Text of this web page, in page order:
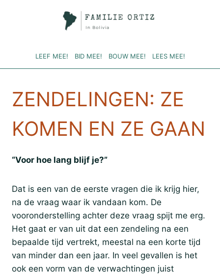
LEEF MEE! BID MEE! BOUW MEE! LEES MEE!
ZENDELINGEN: ZE
KOMEN EN ZE GAAN
“Voor hoe lang blijf je?”
Dat is een van de eerste vragen die ik krijg hier,
na de vraag waar ik vandaan kom. De
vooronderstelling achter deze vraag spijt me erg.
Het gaat er van uit dat een zendeling na een
bepaalde tijd vertrekt, meestal na een korte tijd
van minder dan een jaar. In veel gevallen is het
ook een vorm van de verwachtingen juist